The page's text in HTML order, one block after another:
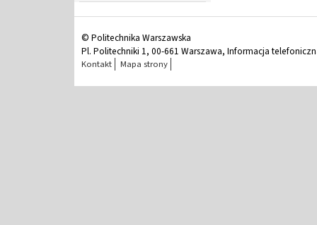
© Politechnika Warszawska
Pl. Politechniki 1, 00-661 Warszawa, Informacja
Kontakt Mapa strony